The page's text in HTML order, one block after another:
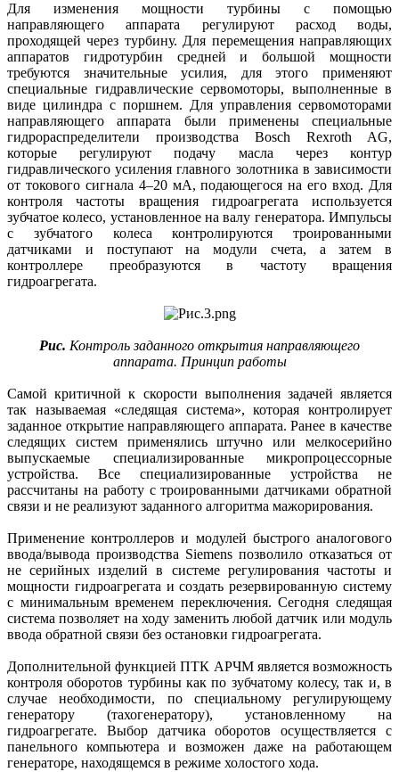
Для изменения мощности турбины с помощью
направляющего аппарата регулируют расход воды,
проходящей через турбину. Для перемещения направляющих
аппаратов гидротурбин средней и большой мощности
требуются значительные усилия, для этого применяют
специальные гидравлические сервомоторы, выполненные в
виде цилиндра с поршнем. Для управления сервомоторами
направляющего аппарата были применены специальные
гидрораспределители производства Bosch Rexroth AG,
которые регулируют подачу масла через контур
гидравлического усиления главного золотника в зависимости
от токового сигнала 4–20 мА, подающегося на его вход. Для
контроля частоты вращения гидроагрегата используется
зубчатое колесо, установленное на валу генератора. Импульсы
с зубчатого колеса контролируются троированными
датчиками и поступают на модули счета, а затем в
контроллере преобразуются в частоту вращения
гидроагрегата.
Рис. Контроль заданного открытия направляющего
аппарата. Принцип работы
Самой критичной к скорости выполнения задачей является
так называемая «следящая система», которая контролирует
заданное открытие направляющего аппарата. Ранее в качестве
следящих систем применялись штучно или мелкосерийно
выпускаемые специализированные микропроцессорные
устройства. Все специализированные устройства не
рассчитаны на работу с троированными датчиками обратной
связи и не реализуют заданного алгоритма мажорирования.
Применение контроллеров и модулей быстрого аналогового
ввода/вывода производства Siemens позволило отказаться от
не серийных изделий в системе регулирования частоты и
мощности гидроагрегата и создать резервированную систему
с минимальным временем переключения. Сегодня следящая
система позволяет на ходу заменить любой датчик или модуль
ввода обратной связи без остановки гид­ро­агрегата.
Дополнительной функцией ПТК АРЧМ является возможность
контроля оборотов турбины как по зубчатому колесу, так и, в
случае необходимости, по специальному регулирующему
генератору (тахогенератору), установленному на
гидроагрегате. Выбор датчика оборотов осуществляется с
панельного компьютера и возможен даже на работающем
генераторе, находящемся в режиме холостого хода.